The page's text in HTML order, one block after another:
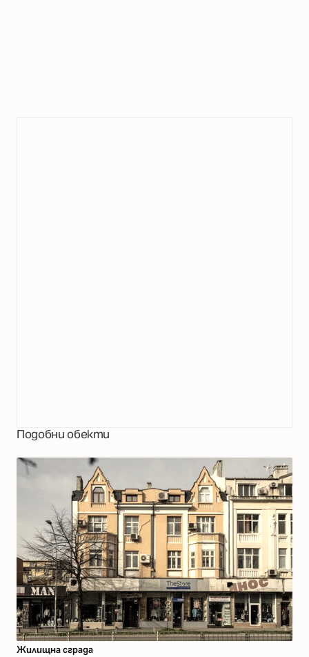
Подобни обекти
Жилищна сграда